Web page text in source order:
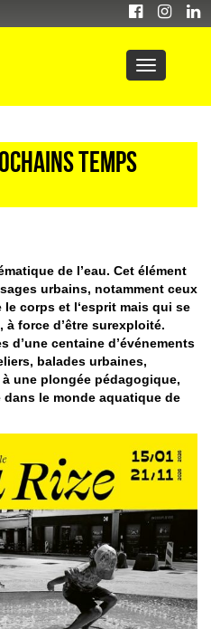
temps
de l’eau. Cet élément
urbains, notamment ceux
corps et l‘esprit mais qui se
force d’être surexploité.
d’une centaine d’événements
balades urbaines,
une plongée pédagogique,
le monde aquatique de